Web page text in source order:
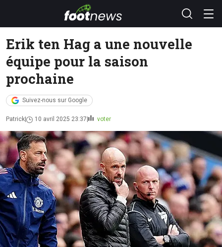
Erik ten Hag a une nouvelle
équipe pour la saison
prochaine
Suivez-nous sur Google
Patrick 10 avril 2025 23:37 voter